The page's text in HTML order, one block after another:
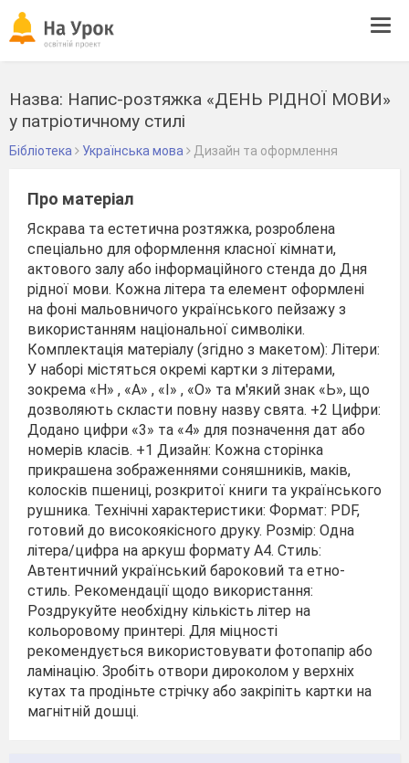
Назва: Напис-розтяжка «ДЕНЬ РІДНОЇ МОВИ»
у патріотичному стилі
Бібліотека Українська мова Дизайн та оформлення
Про матеріал
Яскрава та естетична розтяжка, розроблена
спеціально для оформлення класної кімнати,
актового залу або інформаційного стенда до Дня
рідної мови. Кожна літера та елемент оформлені
на фоні мальовничого українського пейзажу з
використанням національної символіки.
Комплектація матеріалу (згідно з макетом): Літери:
У наборі містяться окремі картки з літерами,
зокрема «Н» , «А» , «І» , «О» та м'який знак «Ь», що
дозволяють скласти повну назву свята. +2 Цифри:
Додано цифри «3» та «4» для позначення дат або
номерів класів. +1 Дизайн: Кожна сторінка
прикрашена зображеннями соняшників, маків,
колосків пшениці, розкритої книги та українського
рушника. Технічні характеристики: Формат: PDF,
готовий до високоякісного друку. Розмір: Одна
літера/цифра на аркуш формату А4. Стиль:
Автентичний український бароковий та етно-
стиль. Рекомендації щодо використання:
Роздрукуйте необхідну кількість літер на
кольоровому принтері. Для міцності
рекомендується використовувати фотопапір або
ламінацію. Зробіть отвори дироколом у верхніх
кутах та продіньте стрічку або закріпіть картки на
магнітній дошці.